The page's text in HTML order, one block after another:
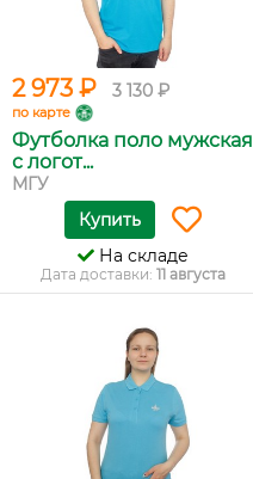
2 973 ₽ 3 130 ₽
по карте
Футболка поло мужская
с логот...
МГУ
Купить
На складе
Дата доставки: 11 августа